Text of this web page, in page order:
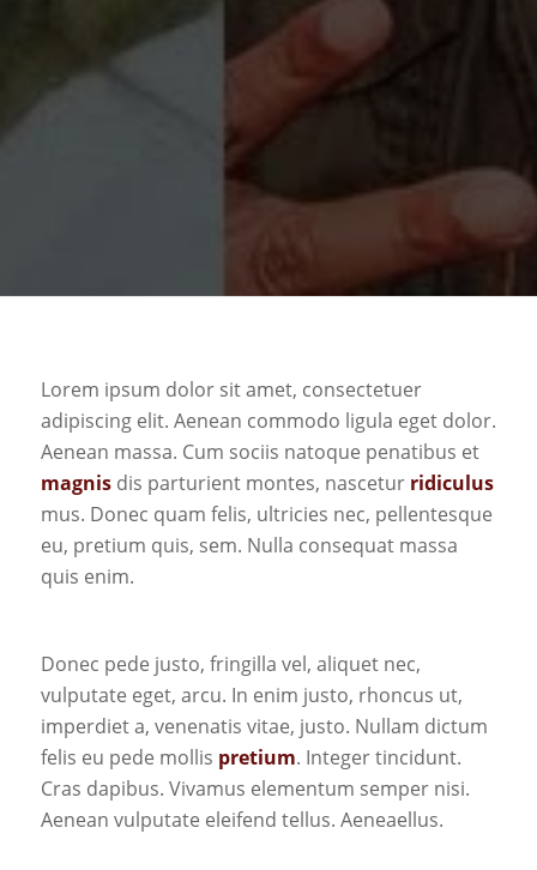
Lorem ipsum dolor sit amet, consectetuer
adipiscing elit. Aenean commodo ligula eget dolor.
Aenean massa. Cum sociis natoque penatibus et
magnisdis parturient montes, nascetur ridiculus
mus. Donec quam felis, ultricies nec, pellentesque
eu, pretium quis, sem. Nulla consequat massa
quis enim.
Donec pede justo, fringilla vel, aliquet nec,
vulputate eget, arcu. In enim justo, rhoncus ut,
imperdiet a, venenatis vitae, justo. Nullam dictum
felis eu pede mollis pretium. Integer tincidunt.
Cras dapibus. Vivamus elementum semper nisi.
Aenean vulputate eleifend tellus. Aeneaellus.